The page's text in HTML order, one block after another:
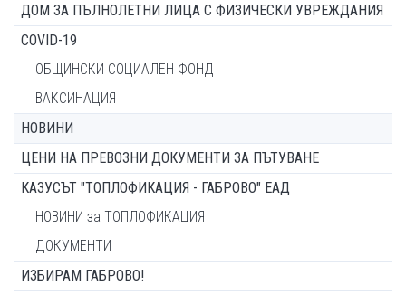
ДОМ ЗА ПЪЛНОЛЕТНИ ЛИЦА С ФИЗИЧЕСКИ УВРЕЖДАНИЯ
COVID-19
ОБЩИНСКИ СОЦИАЛЕН ФОНД
ВАКСИНАЦИЯ
НОВИНИ
ЦЕНИ НА ПРЕВОЗНИ ДОКУМЕНТИ ЗА ПЪТУВАНЕ
КАЗУСЪТ "ТОПЛОФИКАЦИЯ - ГАБРОВО" ЕАД
НОВИНИ за ТОПЛОФИКАЦИЯ
ДОКУМЕНТИ
ИЗБИРАМ ГАБРОВО!